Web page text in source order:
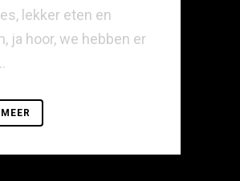
lekker eten en
ja hoor, we hebben er